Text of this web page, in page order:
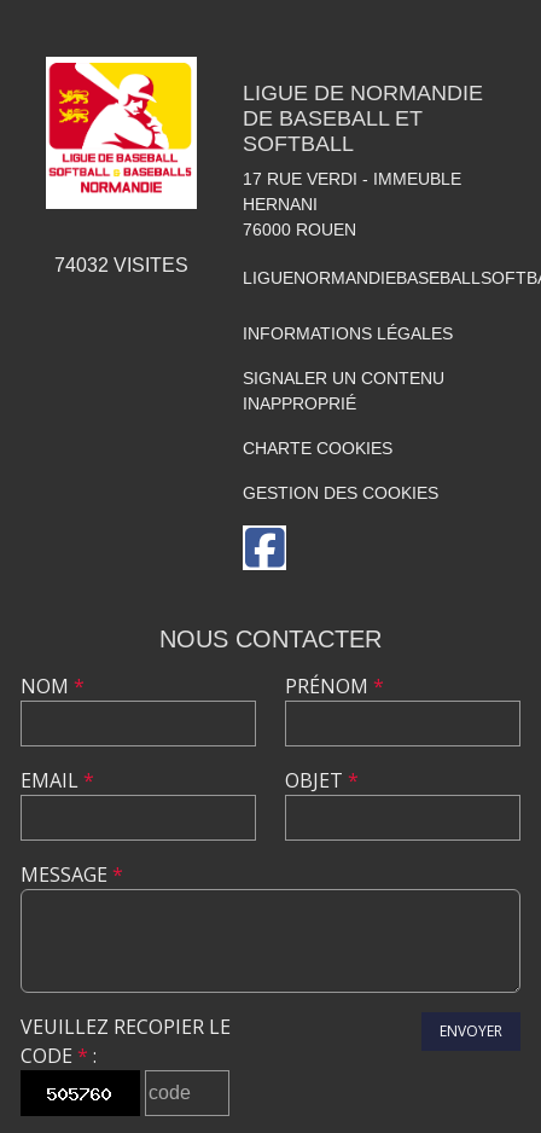
74032 VISITES
LIGUE DE NORMANDIE
DE BASEBALL ET
SOFTBALL
17 RUE VERDI - IMMEUBLE
HERNANI
76000 ROUEN
INFORMATIONS LÉGALES
SIGNALER UN CONTENU
INAPPROPRIÉ
CHARTE COOKIES
GESTION DES COOKIES
NOUS CONTACTER
NOM *
EMAIL*
PRÉNOM *
OBJET *
MESSAGE *
VEUILLEZ RECOPIER LE
CODE * :
ENVOYER